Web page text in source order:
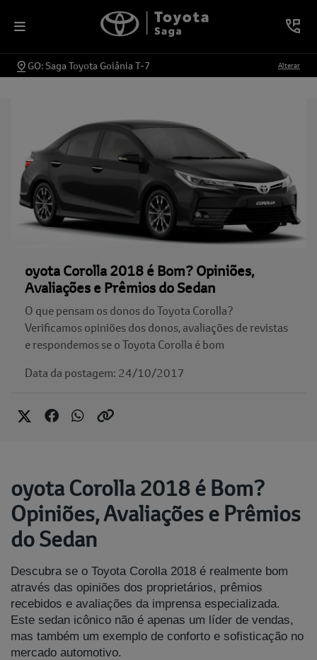
GO: Saga Toyota Goiânia T-7 Alterar
oyota Corolla 2018 é Bom? Opiniões,
Avaliações e Prêmios do Sedan
O que pensam os donos do Toyota Corolla?
Verificamos opiniões dos donos, avaliações de revistas
e respondemos se o Toyota Corolla é bom
Data da postagem: 24/10/2017
oyota Corolla 2018 é Bom?
Opiniões, Avaliações e Prêmios
do Sedan
Descubra se o Toyota Corolla 2018 é realmente bom
através das opiniões dos proprietários, prêmios
recebidos e avaliações da imprensa especializada.
Este sedan icônico não é apenas um líder de vendas,
mas também um exemplo de conforto e sofisticação no
mercado automotivo.